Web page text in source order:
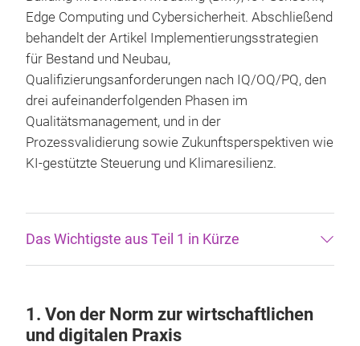
Edge Computing und Cybersicherheit. Abschließend
behandelt der Artikel Implementierungsstrategien
für Bestand und Neubau,
Qualifizierungsanforderungen nach IQ/OQ/PQ, den
drei aufeinanderfolgenden Phasen im
Qualitätsmanagement, und in der
Prozessvalidierung sowie Zukunftsperspektiven wie
KI-gestützte Steuerung und Klimaresilienz.
Das Wichtigste aus Teil 1 in Kürze
1. Von der Norm zur wirtschaftlichen
und digitalen Praxis